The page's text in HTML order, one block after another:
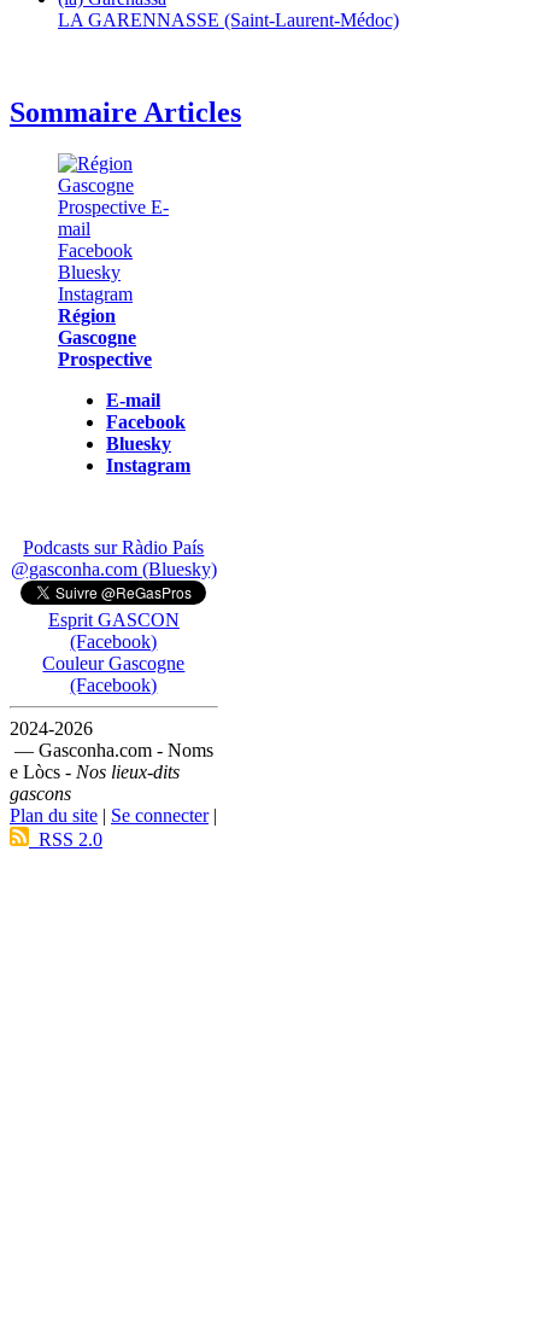
LA GARENNASSE (Saint-Laurent-Médoc)
Sommaire Articles
Région
Gascogne
Prospective
E-mail
Facebook
Bluesky
Instagram
Podcasts sur Ràdio País
@gasconha.com (Bluesky)
Esprit GASCON
(Facebook)
Couleur Gascogne
(Facebook)
2024-2026
— Gasconha.com - Noms
e Lòcs - Nos lieux-dits
gascons
Plan du site | Se connecter|
RSS 2.0